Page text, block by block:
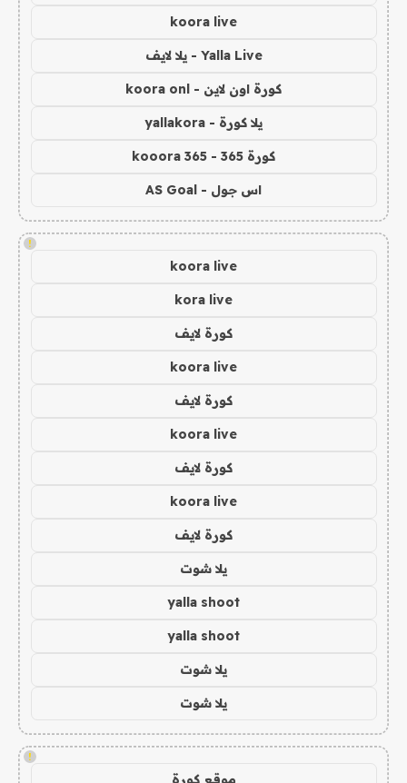
koora live
Yalla Live - يلا لايف
كورة اون لاين - koora onl
يلا كورة - yallakora
كورة 365 - kooora 365
اس جول - AS Goal
!
koora live
kora live
كورة لايف
koora live
كورة لايف
koora live
كورة لايف
koora live
كورة لايف
يلا شوت
yalla shoot
yalla shoot
يلا شوت
يلا شوت
!
موقع كورة